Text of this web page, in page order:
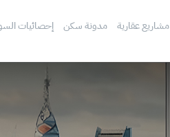
مشاريع عقارية مدونة سكن إحصائيات